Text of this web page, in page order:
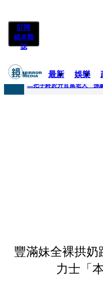
訂閱
紙本雜
誌
最新 娛樂
快訊
豐滿妹全裸拱
力士「